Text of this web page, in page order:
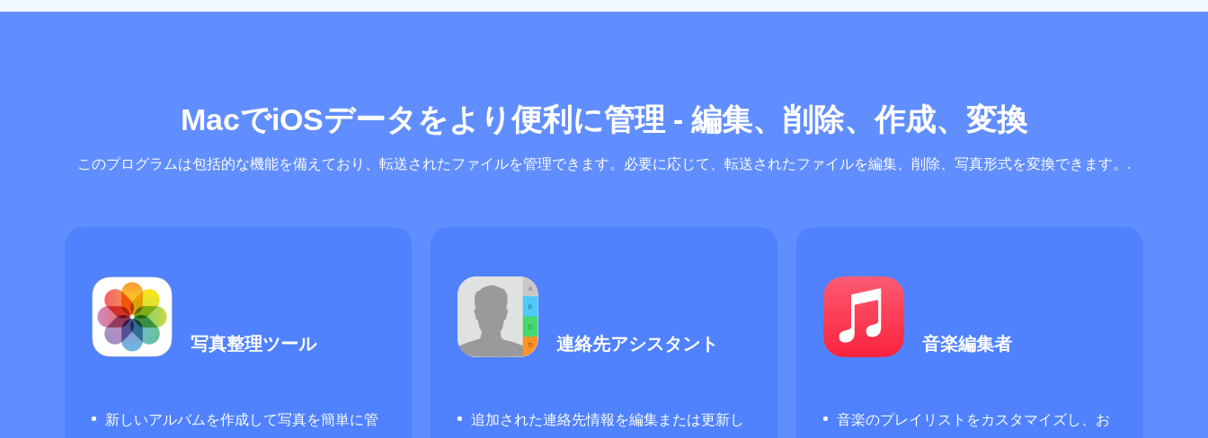
MacでiOSデータをより便利に管理 - 編集、削除、作成、変換
このプログラムは包括的な機能を備えており、転送されたファイルを管理できます。必要に応じて、転送されたファイルを編集、削除、写真形式を変換できます。.
写真整理ツール
新しいアルバムを作成して写真を簡単に管
連絡先アシスタント
追加された連絡先情報を編集または更新し
音楽編集者
音楽のプレイリストをカスタマイズし、お